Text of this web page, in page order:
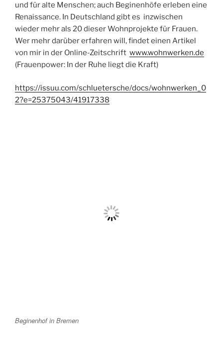
und für alte Menschen; auch Beginenhöfe erleben eine
Renaissance. In Deutschland gibt es inzwischen
wieder mehr als 20 dieser Wohnprojekte für Frauen.
Wer mehr darüber erfahren will, findet einen Artikel
von mir in der Online-Zeitschrift www.wohnwerken.de
(Frauenpower: In der Ruhe liegt die Kraft)
https://issuu.com/schluetersche/docs/wohnwerken_0
2?e=25375043/41917338
Beginenhof in Bremen